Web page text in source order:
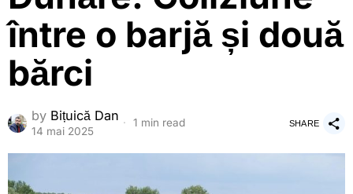
între o barjă și două
bărci
by Bițuică Dan
14 mai 2025
1 min read SHARE